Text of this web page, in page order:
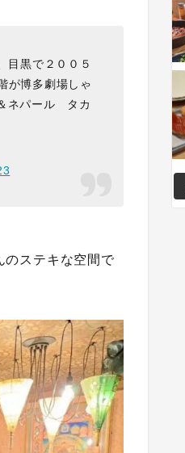
目黒で２００５
が博多劇場しゃ
ネパール タカ
のステキな空間で